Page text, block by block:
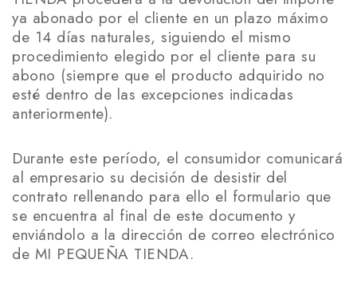
ya abonado por el cliente en un plazo máximo
de 14 días naturales, siguiendo el mismo
procedimiento elegido por el cliente para su
abono (siempre que el producto adquirido no
esté dentro de las excepciones indicadas
anteriormente).
Durante este período, el consumidor comunicará
al empresario su decisión de desistir del
contrato rellenando para ello el formulario que
se encuentra al final de este documento y
enviándolo a la dirección de correo electrónico
de MI PEQUEÑA TIENDA.